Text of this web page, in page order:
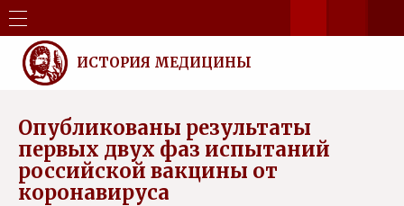
ИСТОРИЯ МЕДИЦИНЫ
Опубликованы результаты
первых двух фаз испытаний
российской вакцины от
коронавируса